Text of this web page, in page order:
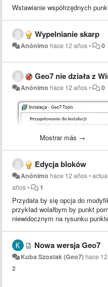
Wstawianie współrzędnych
Wypelnianie skarp
Anónimo hace 12 años• 0
Geo7 nie działa z
Anónimo hace 12 años• 0
Mostrar más →
Edycja bloków
Anónimo hace 12 años•
años• 1
Przydała by się opcja do
przykład wolałbym by punkt
niewidocznym na rysunku
Nowa wersja Geo7
Kuba Szostak (Geo7) hace
2